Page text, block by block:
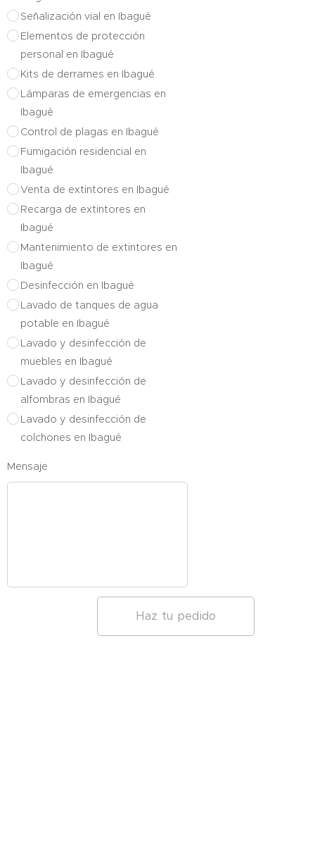
Señalización vial en Ibagué
Elementos de protección
personal en Ibagué
Kits de derrames en Ibagué
Lámparas de emergencias en
Ibagué
Control de plagas en Ibagué
Fumigación residencial en
Ibagué
Venta de extintores en Ibagué
Recarga de extintores en
Ibagué
Mantenimiento de extintores en
Ibagué
Desinfección en Ibagué
Lavado de tanques de agua
potable en Ibagué
Lavado y desinfección de
muebles en Ibagué
Lavado y desinfección de
alfombras en Ibagué
Lavado y desinfección de
colchones en Ibagué
Mensaje
Haz tu pedido